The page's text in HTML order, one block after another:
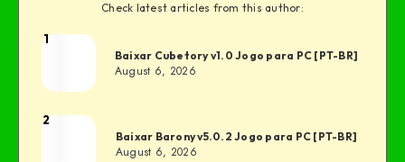
Check latest articles from this author:
1
Baixar Cubetory v1.0 Jogo para PC [PT-BR]
August 6, 2026
2
Baixar Barony v5.0.2 Jogo para PC [PT-BR]
August 6, 2026